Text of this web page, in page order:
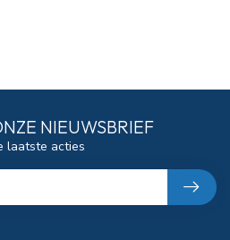
NIEUWSBRIEF
laatste acties